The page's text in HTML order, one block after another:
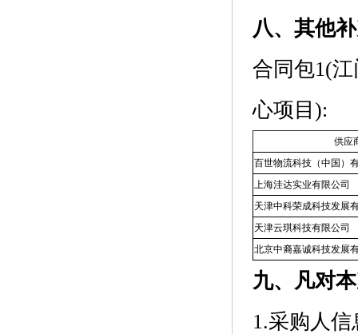
八、其他
合同包1(
心项目):
供应
百世物流科技（中国）
上海洼达实业有限公司
天津中科荣成科技发展
天津云琪科技有限公司
北京中裔嘉诚科技发展
九、凡对
1.采购人信